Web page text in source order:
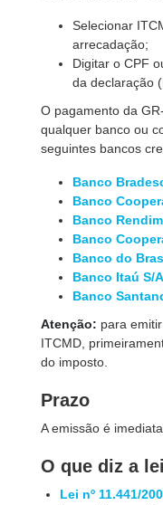
Selecionar
arrecadação;
Digitar o CPF
da declaração
O pagamento da
qualquer banco ou
seguintes bancos
Banco
Banco
Banco
Banco
Banco do
Banco Itaú S/A
Banco
Atenção: para
ITCMD,
do imposto.
Prazo
A emissão é imediata.
O que diz a lei
Lei nº 11.441/